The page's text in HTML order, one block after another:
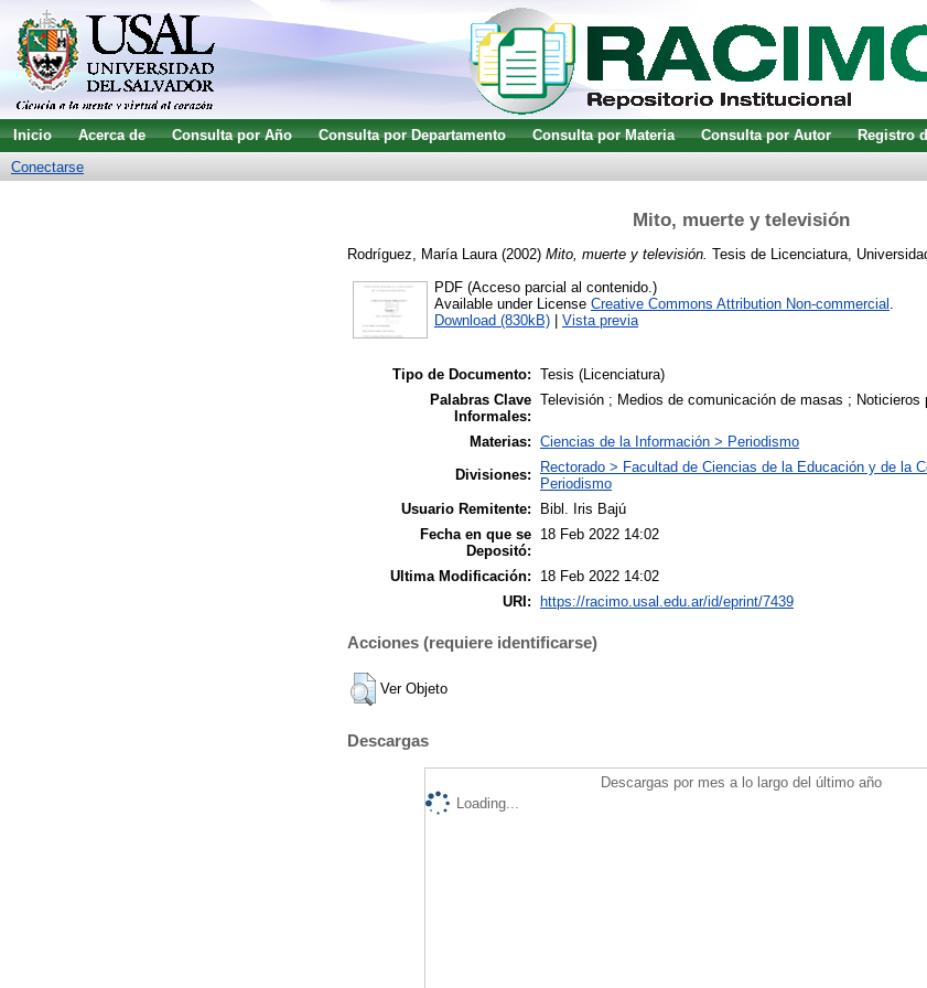
Inicio Acerca de Consulta por Año Consulta por Departamento Consulta por Materia Consulta por Autor Registro
Conectarse
Mito, muerte y televisión
Rodríguez, María Laura (2002) Mito, muerte y televisión. Tesis de Licenciatura,
PDF (Acceso parcial al contenido.)
Available under License Creative Commons Attribution Non-commercial .
Download (830kB)
Vista previa
Tipo de Documento: Tesis (Licenciatura)
Palabras Clave
Informales:
Televisión ; Medios de comunicación de masas ; Noticieros
Materias: Ciencias de la Información > Periodismo
Divisiones:
Rectorado > Facultad de Ciencias de la Educación y de la
Periodismo
Usuario Remitente:
Bibl. Iris Bajú
Fecha en que se
Depositó:
18 Feb 2022 14:02
Ultima Modificación:
18 Feb 2022 14:02
URI:
https://racimo.usal.edu.ar/id/eprint/7439
Acciones (requiere identificarse)
Ver Objeto
Descargas
Descargas por mes a lo largo del último año
Loading...